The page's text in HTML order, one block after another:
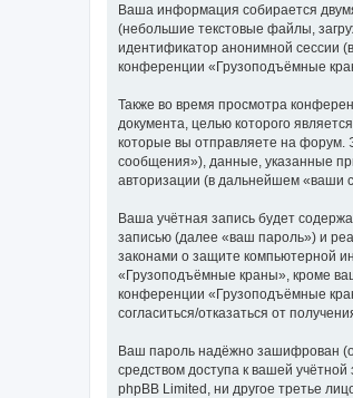
Ваша информация собирается
(небольшие текстовые файлы,
идентификатор анонимной сессии
конференции «Грузоподъёмные
Также во время просмотра
документа, целью которого
которые вы отправляете на
сообщения»), данные, указанные
авторизации (в дальнейшем «ваши
Ваша учётная запись будет
записью (далее «ваш пароль») и
законами о защите компьютерной
«Грузоподъёмные краны», кроме
конференции «Грузоподъёмные
согласиться/отказаться от
Ваш пароль надёжно зашифрован
средством доступа к вашей
phpBB Limited, ни другое третье